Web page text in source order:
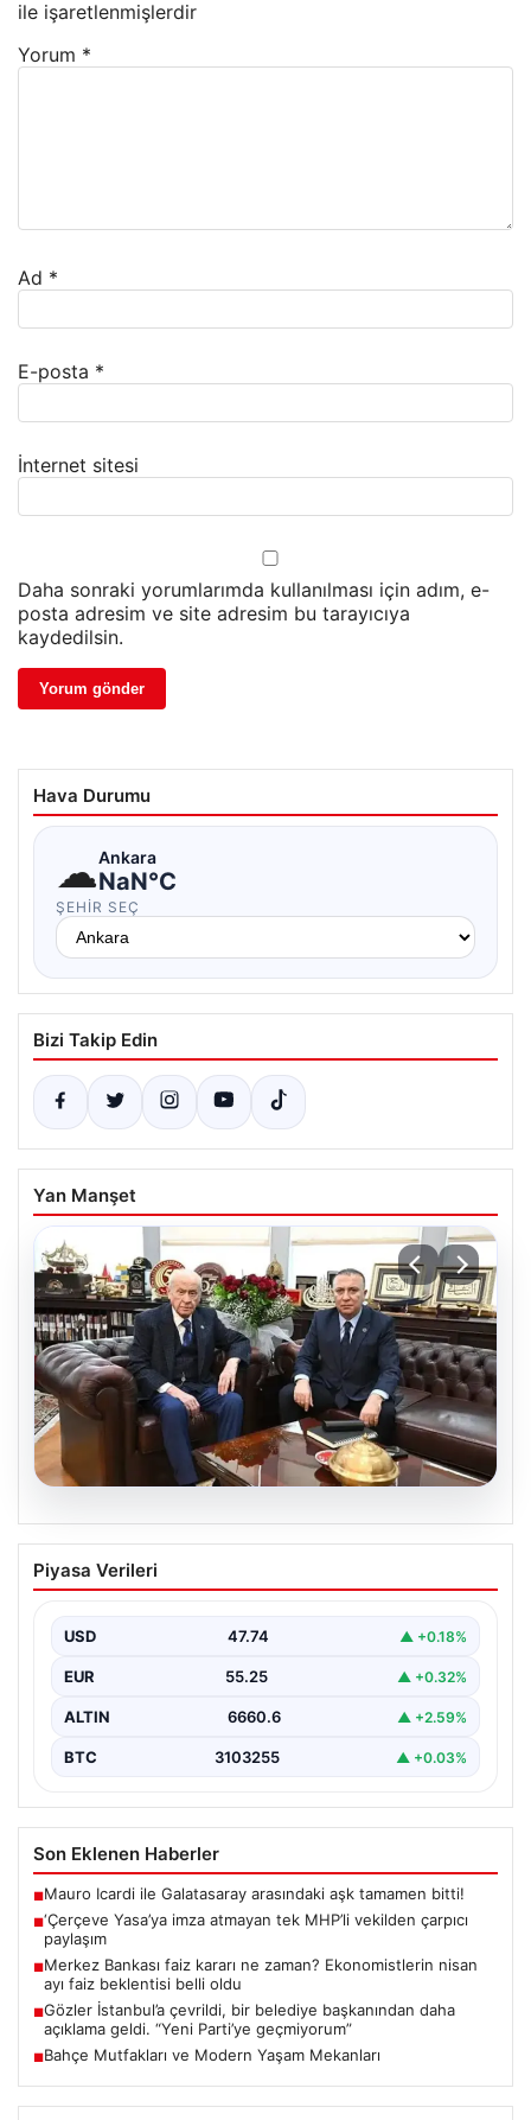
ile işaretlenmişlerdir
Yorum *
Ad *
E-posta *
İnternet sitesi
Daha sonraki yorumlarımda kullanılması için adım, e-
posta adresim ve site adresim bu tarayıcıya
kaydedilsin.
Hava Durumu
☁Ankara
NaN°C
ŞEHIR SEÇ
Bizi Takip Edin
Yan Manşet
06.08.2026
‘Çerçeve Yasa’ya imza atmayan tek
MHP’li vekilden çarpıcı paylaşım
Piyasa Verileri
USD 47.74 ▲ +0.18%
EUR 55.25 ▲ +0.32%
ALTIN 6660.6 ▲ +2.59%
BTC 3103255 ▲ +0.03%
Son Eklenen Haberler
■Mauro Icardi ile Galatasaray arasındaki aşk tamamen bitti!
■‘Çerçeve Yasa’ya imza atmayan tek MHP’li vekilden çarpıcı
paylaşım
■Merkez Bankası faiz kararı ne zaman? Ekonomistlerin nisan
ayı faiz beklentisi belli oldu
■Gözler İstanbul’a çevrildi, bir belediye başkanından daha
açıklama geldi. “Yeni Parti’ye geçmiyorum”
■Bahçe Mutfakları ve Modern Yaşam Mekanları